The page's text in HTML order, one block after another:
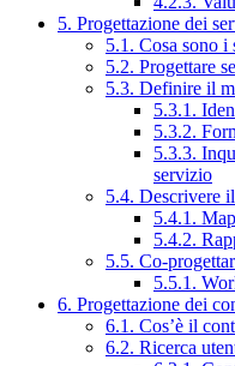
5. Progettazione dei
5.1. Cosa sono i
5.2. Progettare
5.3. Definire il
5.3.1.
5.3.2.
5.3.3.
servizio
5.4. Descrivere
5.4.1.
5.4.2.
5.5. Co-
5.5.1.
6. Progettazione dei
6.1. Cos’è il
6.2. Ricerca